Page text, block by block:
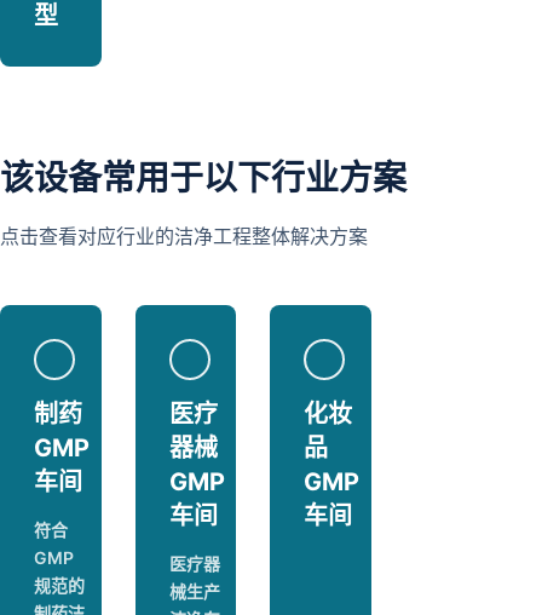
型
该设备常用于以下行业方案
点击查看对应行业的洁净工程整体解决方案
制药
GMP
车间
符合
GMP
规范的
医疗
器械
GMP
车间
医疗器
械生产
化妆
品
GMP
车间